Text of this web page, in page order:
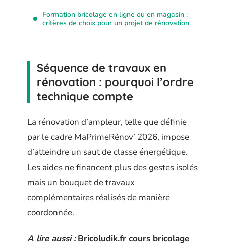
Formation bricolage en ligne ou en magasin :
critères de choix pour un projet de rénovation
Séquence de travaux en
rénovation : pourquoi l’ordre
technique compte
La rénovation d’ampleur, telle que définie
par le cadre MaPrimeRénov’ 2026, impose
d’atteindre un saut de classe énergétique.
Les aides ne financent plus des gestes isolés
mais un bouquet de travaux
complémentaires réalisés de manière
coordonnée.
A lire aussi : Bricoludik.fr cours bricolage